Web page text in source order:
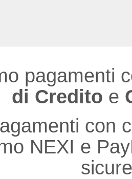
pagamenti
di Credito e
con
NEXI e